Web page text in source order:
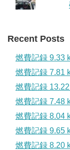
Recent Posts
燃費記録 9.33
燃費記録 7.81
燃費記録
燃費記録 7.48
燃費記録 8.04
燃費記録 9.65
燃費記録 8.20